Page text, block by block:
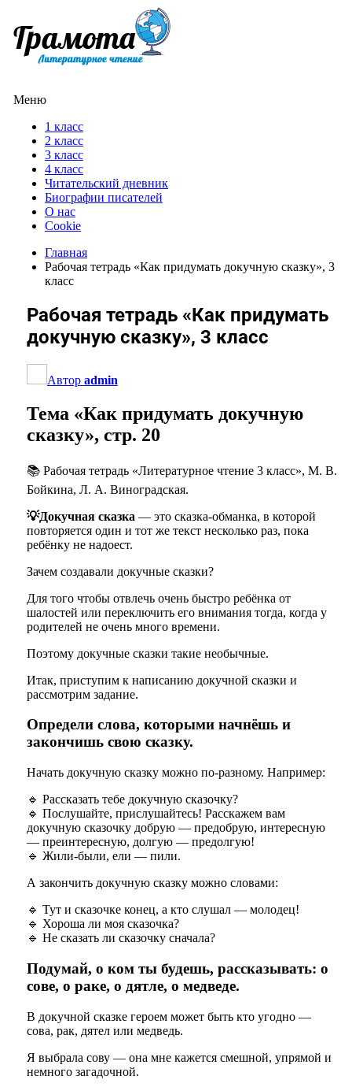
Меню
1 класс
2 класс
3 класс
4 класс
Читательский дневник
Биографии писателей
О нас
Cookie
Главная
Рабочая тетрадь «Как придумать докучную сказку», 3
класс
Рабочая тетрадь «Как придумать
докучную сказку», 3 класс
Автор admin
Тема «Как придумать докучную
сказку», стр. 20
📚 Рабочая тетрадь «Литературное чтение 3 класс», М. В.
Бойкина, Л. А. Виноградская.
💡Докучная сказка — это сказка-обманка, в которой
повторяется один и тот же текст несколько раз, пока
ребёнку не надоест.
Зачем создавали докучные сказки?
Для того чтобы отвлечь очень быстро ребёнка от
шалостей или переключить его внимания тогда, когда у
родителей не очень много времени.
Поэтому докучные сказки такие необычные.
Итак, приступим к написанию докучной сказки и
рассмотрим задание.
Определи слова, которыми начнёшь и
закончишь свою сказку.
Начать докучную сказку можно по-разному. Например:
🔹 Рассказать тебе докучную сказочку?
🔹 Послушайте, прислушайтесь! Расскажем вам
докучную сказочку добрую — предобрую, интересную
— преинтересную, долгую — предолгую!
🔹 Жили-были, ели — пили.
А закончить докучную сказку можно словами:
🔹 Тут и сказочке конец, а кто слушал — молодец!
🔹 Хороша ли моя сказочка?
🔹 Не сказать ли сказочку сначала?
Подумай, о ком ты будешь, рассказывать: о
сове, о раке, о дятле, о медведе.
В докучной сказке героем может быть кто угодно —
сова, рак, дятел или медведь.
Я выбрала сову — она мне кажется смешной, упрямой и
немного загадочной.